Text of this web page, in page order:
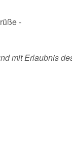
-
mit Erlaubnis